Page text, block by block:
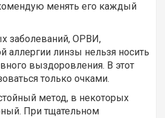
менять его каждый
заболеваний, ОРВИ,
аллергии линзы нельзя носить
выздоровления. В этот
только очками.
метод, в некоторых
При тщательном